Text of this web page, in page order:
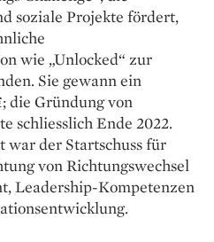
soziale Projekte fördert,
wie „Unlocked“ zur
Sie gewann ein
die Gründung von
schliesslich Ende 2022.
war der Startschuss für
von Richtungswechsel
Leadership-Kompetenzen